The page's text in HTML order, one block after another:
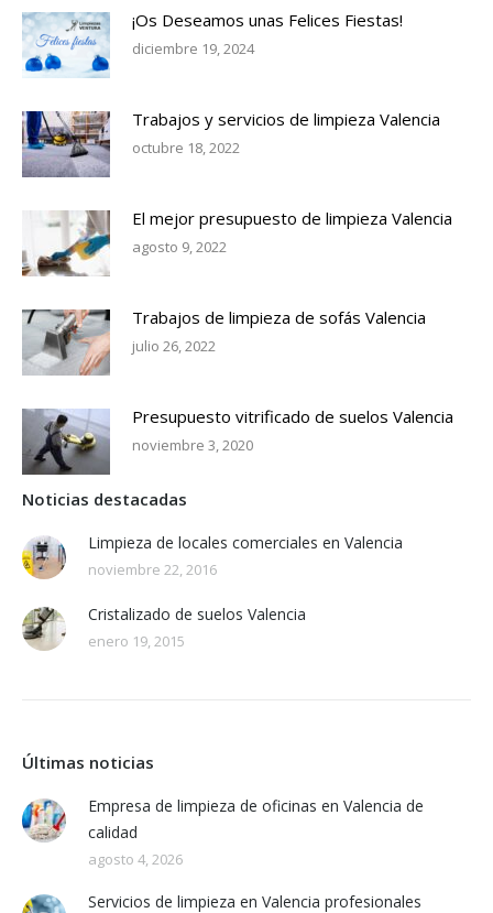
¡Os Deseamos unas Felices Fiestas!
diciembre 19, 2024
Trabajos y servicios de limpieza Valencia
octubre 18, 2022
El mejor presupuesto de limpieza Valencia
agosto 9, 2022
Trabajos de limpieza de sofás Valencia
julio 26, 2022
Presupuesto vitrificado de suelos Valencia
noviembre 3, 2020
Noticias destacadas
Limpieza de locales comerciales en Valencia
noviembre 22, 2016
Cristalizado de suelos Valencia
enero 19, 2015
Últimas noticias
Empresa de limpieza de oficinas en Valencia de
calidad
agosto 4, 2026
Servicios de limpieza en Valencia profesionales